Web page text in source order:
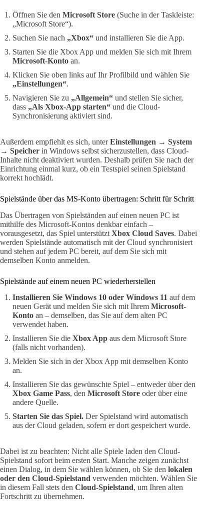
Öffnen Sie den Microsoft Store (Suche in der Taskleiste:
„Microsoft Store“).
Suchen Sie nach „Xbox“ und installieren Sie die App.
Starten Sie die Xbox App und melden Sie sich mit Ihrem
Microsoft-Konto an.
Klicken Sie oben links auf Ihr Profilbild und wählen Sie
„Einstellungen“.
Navigieren Sie zu „Allgemein“ und stellen Sie sicher,
dass „Als Xbox-App starten“ und die Cloud-
Synchronisierung aktiviert sind.
Außerdem empfiehlt es sich, unterEinstellungen → System
→ Speicher in Windows selbst sicherzustellen, dass Cloud-
Inhalte nicht deaktiviert wurden. Deshalb prüfen Sie nach der
Einrichtung einmal kurz, ob ein Testspiel seinen Spielstand
korrekt hochlädt.
Spielstände über das MS-Konto übertragen: Schritt für Schritt
Das Übertragen von Spielständen auf einen neuen PC ist
mithilfe des Microsoft-Kontos denkbar einfach –
vorausgesetzt, das Spiel unterstützt Xbox Cloud Saves. Dabei
werden Spielstände automatisch mit der Cloud synchronisiert
und stehen auf jedem PC bereit, auf dem Sie sich mit
demselben Konto anmelden.
Spielstände auf einem neuen PC wiederherstellen
Installieren Sie Windows 10 oder Windows 11 auf dem
neuen Gerät und melden Sie sich mit Ihrem Microsoft-
Konto an – demselben, das Sie auf dem alten PC
verwendet haben.
Installieren Sie die Xbox App aus dem Microsoft Store
(falls nicht vorhanden).
Melden Sie sich in der Xbox App mit demselben Konto
an.
Installieren Sie das gewünschte Spiel – entweder über den
Xbox Game Pass, den Microsoft Store oder über eine
andere Quelle.
Starten Sie das Spiel. Der Spielstand wird automatisch
aus der Cloud geladen, sofern er dort gespeichert wurde.
Dabei ist zu beachten: Nicht alle Spiele laden den Cloud-
Spielstand sofort beim ersten Start. Manche zeigen zunächst
einen Dialog, in dem Sie wählen können, ob Sie den lokalen
oder den Cloud-Spielstand verwenden möchten. Wählen Sie
in diesem Fall stets den Cloud-Spielstand, um Ihren alten
Fortschritt zu übernehmen.